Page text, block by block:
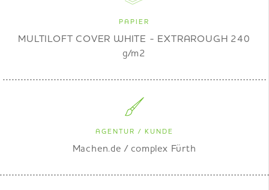
PAPIER
MULTILOFT COVER WHITE - EXTRAROUGH 240
g/m2
AGENTUR / KUNDE
Machen.de / complex Fürth